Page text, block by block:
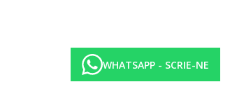
WHATSAPP - SCRIE-NE